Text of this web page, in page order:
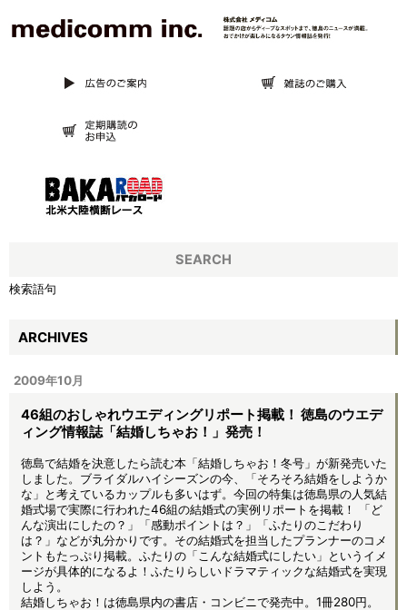
ARCHIVES
2009年10月
46組のおしゃれウエディングリポート掲載！ 徳島のウエデ
ィング情報誌「結婚しちゃお！」発売！
徳島で結婚を決意したら読む本「結婚しちゃお！冬号」が新発売いた
しました。ブライダルハイシーズンの今、「そろそろ結婚をしようか
な」と考えているカップルも多いはず。今回の特集は徳島県の人気結
婚式場で実際に行われた46組の結婚式の実例リポートを掲載！ 「ど
んな演出にしたの？」「感動ポイントは？」「ふたりのこだわり
は？」などが丸分かりです。その結婚式を担当したプランナーのコメ
ントもたっぷり掲載。ふたりの「こんな結婚式にしたい」というイメ
ージが具体的になるよ！ふたりらしいドラマティックな結婚式を実現
しよう。
結婚しちゃお！は徳島県内の書店・コンビニで発売中。1冊280円。
SEARCH
検索語句